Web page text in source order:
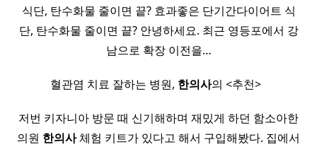
식단, 탄수화물 줄이면 끝? 효과좋은 단기간다이어트 식
단, 탄수화물 줄이면 끝? 안녕하세요. 최근 영등포에서 강
남으로 확장 이전을…
​ ​ 혈관염 치료 잘하는 병원, 한의사의 <추천> ​ ​ ​ ​
저번 키자니아 방문 때 신기해하며 재밌게 하던 함소아한
의원 한의사체험 키트가 있다고 해서 구입해봤다. 집에서